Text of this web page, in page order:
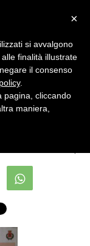
Jazz
×
si avvalgono
finalità illustrate
il consenso
.
pagina, cliccando
maniera,